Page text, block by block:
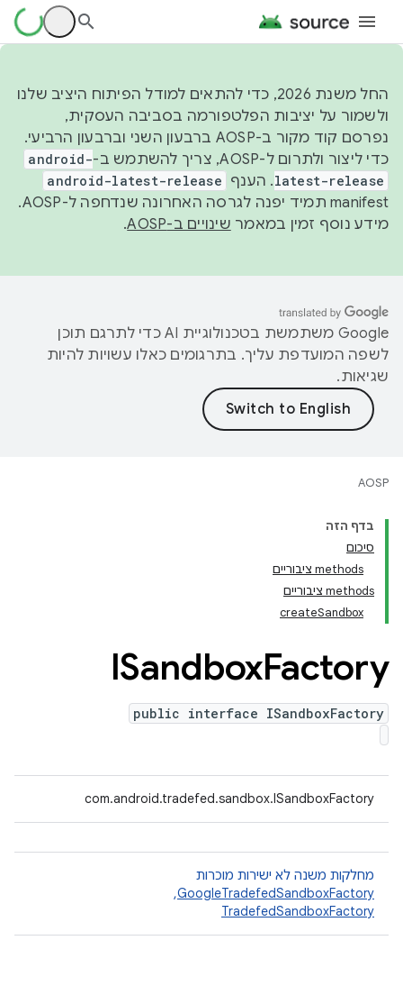
החל משנת 2026, כדי להתאים למודל הפיתוח היציב שלנו
ולשמור על יציבות הפלטפורמה בסביבה העסקית,
נפרסם קוד מקור ב-AOSP ברבעון השני וברבעון הרביעי.
כדי ליצור ולתרום ל-AOSP, צריך להשתמש ב-
android-
latest-release. הענף android-latest-release
manifest תמיד יפנה לגרסה האחרונה שנדחפה ל-AOSP.
מידע נוסף זמין במאמר שינויים ב-AOSP .
‫Google משתמשת בטכנולוגיית AI כדי לתרגם תוכן
לשפה המועדפת עליך. בתרגומים כאלו עשויות להיות
שגיאות.
AOSP
בדף הזה
סיכום
‫methods ציבוריים
‫methods ציבוריים
createSandbox
ISandboxFactory
public interface ISandboxFactory
com.android.tradefed.sandbox.ISandboxFactory
מחלקות משנה לא ישירות מוכרות
GoogleTradefedSandboxFactory
, ‏
TradefedSandboxFactory